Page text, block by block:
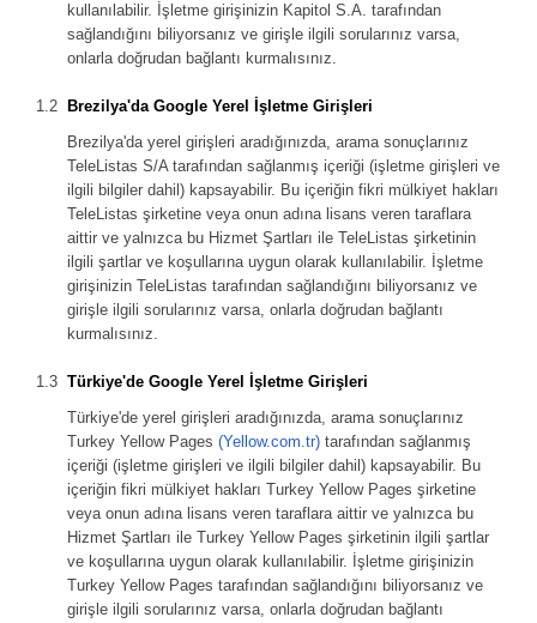
kullanılabilir. İşletme girişinizin Kapitol S.A. tarafından
sağlandığını biliyorsanız ve girişle ilgili sorularınız varsa,
onlarla doğrudan bağlantı kurmalısınız.
Brezilya'da Google Yerel İşletme Girişleri
Brezilya'da yerel girişleri aradığınızda, arama sonuçlarınız
TeleListas S/A tarafından sağlanmış içeriği (işletme girişleri ve
ilgili bilgiler dahil) kapsayabilir. Bu içeriğin fikri mülkiyet hakları
TeleListas şirketine veya onun adına lisans veren taraflara
aittir ve yalnızca bu Hizmet Şartları ile TeleListas şirketinin
ilgili şartlar ve koşullarına uygun olarak kullanılabilir. İşletme
girişinizin TeleListas tarafından sağlandığını biliyorsanız ve
girişle ilgili sorularınız varsa, onlarla doğrudan bağlantı
kurmalısınız.
Türkiye'de Google Yerel İşletme Girişleri
Türkiye'de yerel girişleri aradığınızda, arama sonuçlarınız
Turkey Yellow Pages (Yellow.com.tr) tarafından sağlanmış
içeriği (işletme girişleri ve ilgili bilgiler dahil) kapsayabilir. Bu
içeriğin fikri mülkiyet hakları Turkey Yellow Pages şirketine
veya onun adına lisans veren taraflara aittir ve yalnızca bu
Hizmet Şartları ile Turkey Yellow Pages şirketinin ilgili şartlar
ve koşullarına uygun olarak kullanılabilir. İşletme girişinizin
Turkey Yellow Pages tarafından sağlandığını biliyorsanız ve
girişle ilgili sorularınız varsa, onlarla doğrudan bağlantı